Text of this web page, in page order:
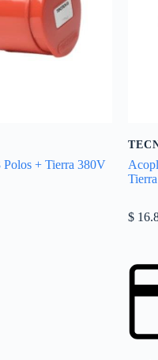
+ Tierra 380V
$